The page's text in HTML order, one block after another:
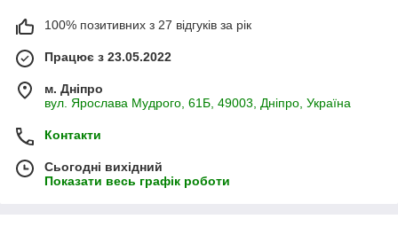
100% позитивних з 27 відгуків за рік
Працює з 23.05.2022
м. Дніпро
вул. Ярослава Мудрого, 61Б, 49003, Дніпро, Україна
Контакти
Сьогодні вихідний
Показати весь графік роботи